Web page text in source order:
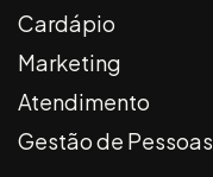
Cardápio
Marketing
Atendimento
Gestão de Pessoas